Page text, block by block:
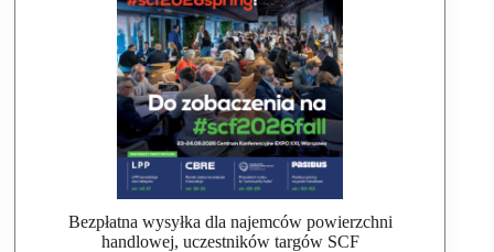
Bezpłatna wysyłka dla najemców powierzchni
handlowej, uczestników targów SCF